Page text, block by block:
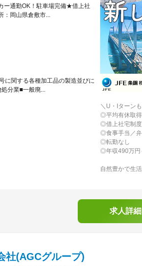
通勤OK！駐車場完備★借上社
岡山県倉敷市...
に関する各種加工品の製造並びに
分業■一般廃...
＼U・Iターン
◎平均有休取
◎借上社宅制
◎食事手当／
◎転勤なし
◎年収490万円
自然豊かで生
求人詳
社(AGCグループ)